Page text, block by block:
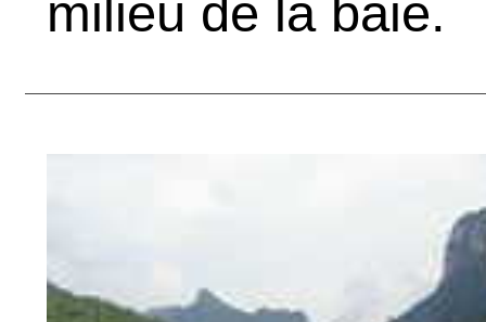
milieu de la baie.